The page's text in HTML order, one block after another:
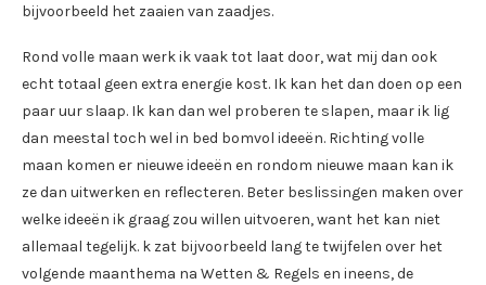
bijvoorbeeld het zaaien van zaadjes.
Rond volle maan werk ik vaak tot laat door, wat mij dan ook
echt totaal geen extra energie kost. Ik kan het dan doen op een
paar uur slaap. Ik kan dan wel proberen te slapen, maar ik lig
dan meestal toch wel in bed bomvol ideeën. Richting volle
maan komen er nieuwe ideeën en rondom nieuwe maan kan ik
ze dan uitwerken en reflecteren. Beter beslissingen maken over
welke ideeën ik graag zou willen uitvoeren, want het kan niet
allemaal tegelijk. k zat bijvoorbeeld lang te twijfelen over het
volgende maanthema na Wetten & Regels en ineens, de